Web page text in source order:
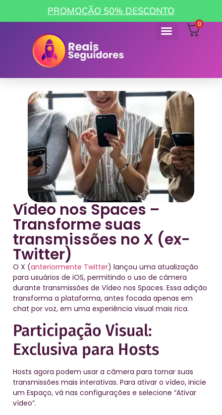
PROMOÇÃO 50% DESCONTO
0
Vídeo nos Spaces –
Transforme suas
transmissões no X (ex-
Twitter)
O X (anteriormente Twitter) lançou uma atualização
para usuários de iOS, permitindo o uso de câmera
durante transmissões de Vídeo nos Spaces. Essa adição
transforma a plataforma, antes focada apenas em
chat por voz, em uma experiência visual mais rica.
Participação Visual:
Exclusiva para Hosts
Hosts agora podem usar a câmera para tornar suas
transmissões mais interativas. Para ativar o vídeo, inicie
um Espaço, vá nas configurações e selecione “Ativar
vídeo”.